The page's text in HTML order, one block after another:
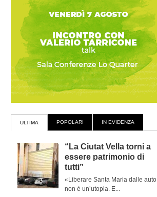
ULTIMA POPOLARI IN EVIDENZA
“La Ciutat Vella torni a
essere patrimonio di
tutti”
«Liberare Santa Maria dalle auto
non è un’utopia. E...